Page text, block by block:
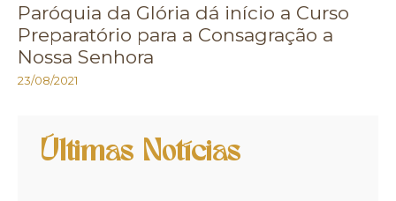
Paróquia da Glória dá início a Curso
Preparatório para a Consagração a
Nossa Senhora
23/08/2021
Últimas Notícias